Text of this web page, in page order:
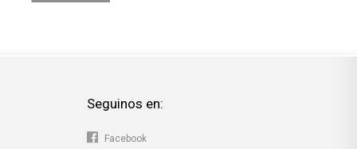
Seguinos en:
Facebook